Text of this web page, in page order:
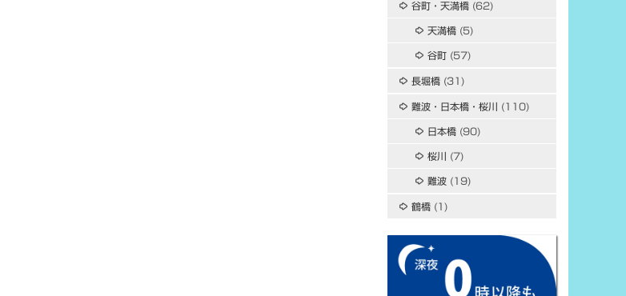
谷町・天満橋 (62)
天満橋 (5)
谷町 (57)
長堀橋 (31)
難波・日本橋・桜川 (110)
日本橋 (90)
桜川 (7)
難波 (19)
鶴橋 (1)